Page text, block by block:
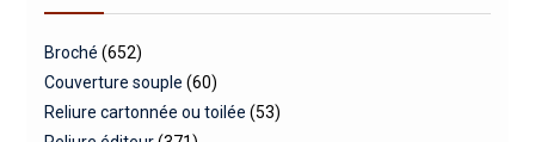
Broché (652)
Couverture souple (60)
Reliure cartonnée ou toilée (53)